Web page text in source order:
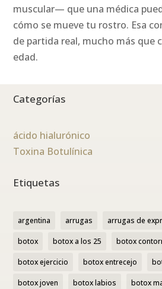
muscular— que una médica
cómo se mueve tu rostro. Esa
de partida real, mucho más que
edad.
Categorías
ácido hialurónico
Toxina Botulínica
Etiquetas
argentina arrugas arrugas de
botox botox a los 25 botox
botox ejercicio botox entrecejo
botox joven botox labios botox